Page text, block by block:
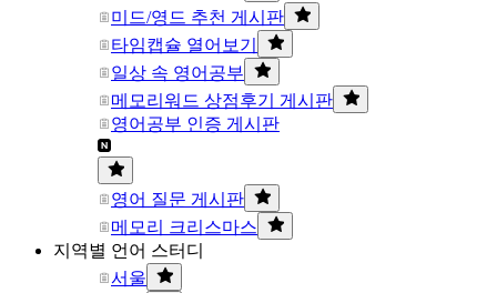
미드/영드 추천 게시판
타임캡슐 열어보기
일상 속 영어공부
메모리워드 상점후기 게시판
영어공부 인증 게시판
영어 질문 게시판
메모리 크리스마스
지역별 언어 스터디
서울